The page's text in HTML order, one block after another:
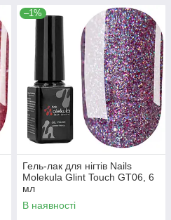
–1%
Гель-лак для нігтів Nails
Molekula Glint Touch GT06, 6
мл
В наявності